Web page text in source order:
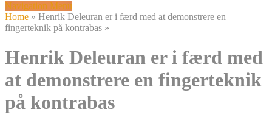
Navigation Menu
Home » Henrik Deleuran er i færd med at demonstrere en
fingerteknik på kontrabas »
Henrik Deleuran er i færd med
at demonstrere en fingerteknik
på kontrabas